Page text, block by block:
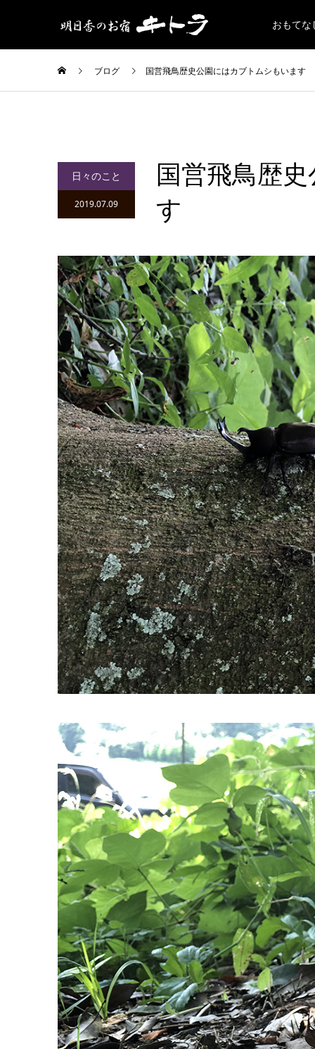
おもてな
ブログ 国営飛鳥歴史公園にはカブトムシもいます
日々のこと
2019.07.09
国営飛鳥歴
す